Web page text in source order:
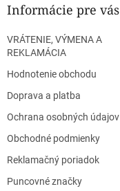
Informácie pre vás
VRÁTENIE, VÝMENA A
REKLAMÁCIA
Hodnotenie obchodu
Doprava a platba
Ochrana osobných údajov
Obchodné podmienky
Reklamačný poriadok
Puncovné značky